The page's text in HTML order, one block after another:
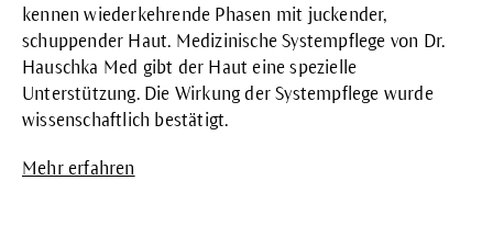
kennen wiederkehrende Phasen mit juckender,
schuppender Haut. Medizinische Systempflege von Dr.
Hauschka Med gibt der Haut eine spezielle
Unterstützung. Die Wirkung der Systempflege wurde
wissenschaftlich bestätigt.
Mehr erfahren